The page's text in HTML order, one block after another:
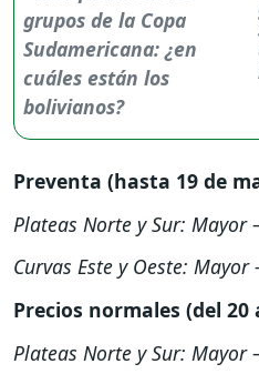
Preventa (hasta 19 de
Plateas Norte y Sur: Mayor
Curvas Este y Oeste:
Precios normales (del 20
Plateas Norte y Sur: Mayor